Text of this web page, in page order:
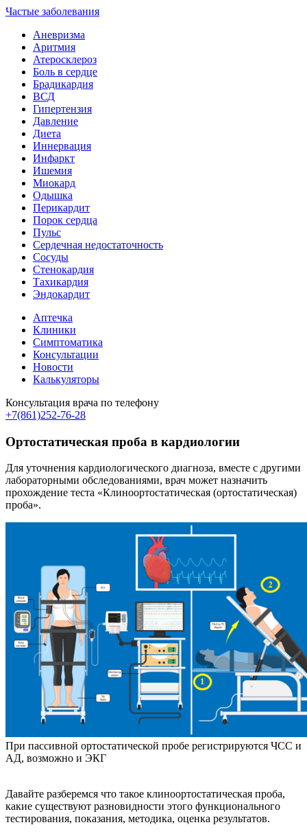
Частые заболевания
Аневризма
Аритмия
Атеросклероз
Боль в сердце
Брадикардия
ВСД
Гипертензия
Давление
Диета
Иннервация
Инфаркт
Ишемия
Миокард
Одышка
Перикардит
Порок сердца
Пульс
Сердечная недостаточность
Сосуды
Стенокардия
Тахикардия
Эндокардит
Аптечка
Клиники
Симптоматика
Консультации
Новости
Калькуляторы
Консультация врача по телефону
+7(861)252-76-28
Ортостатическая проба в кардиологии
Для уточнения кардиологического диагноза, вместе с другими
лабораторными обследованиями, врач может назначить
прохождение теста «Клиноортостатическая (ортостатическая)
проба».
При пассивной ортостатической пробе регистрируются ЧСС и
АД, возможно и ЭКГ
Давайте разберемся что такое клиноортостатическая проба,
какие существуют разновидности этого функционального
тестирования, показания, методика, оценка результатов.